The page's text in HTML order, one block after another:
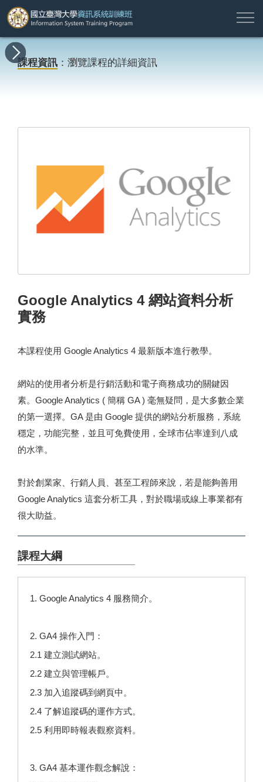
所
有
課
新
消
程
地
資
簡
業
名
名
資
於
本
願
專
註
入
課程資訊 ：瀏覽課程的詳細資訊
Google Analytics 4 網站資料分析
實務
本課程使用 Google Analytics 4 最新版本進行教學。
網站的使用者分析是行銷活動和電子商務成功的關鍵因
素。Google Analytics ( 簡稱 GA ) 毫無疑問，是大多數企業
的第一選擇。GA 是由 Google 提供的網站分析服務，系統
穩定，功能完整，並且可免費使用，全球市佔率達到八成
的水準。
對於創業家、行銷人員、甚至工程師來說，若是能夠善用
Google Analytics 這套分析工具，對於職場或線上事業都有
很大助益。
課程大綱
1. Google Analytics 4 服務簡介。
2. GA4 操作入門：
2.1 建立測試網站。
2.2 建立與管理帳戶。
2.3 加入追蹤碼到網頁中。
2.4 了解追蹤碼的運作方式。
2.5 利用即時報表觀察資料。
3. GA4 基本運作觀念解說：